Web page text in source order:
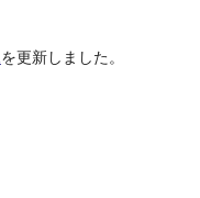
を更新しました。